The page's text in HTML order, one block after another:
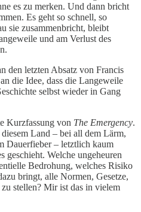
es zu merken. Und dann bricht
Es geht so schnell, so
sie zusammenbricht, bleibt
und am Verlust des
den letzten Absatz von Francis
die Idee, dass die Langeweile
selbst wieder in Gang
Kurzfassung von The Emergency.
Land – bei all dem Lärm,
Dauerfieber – letztlich kaum
geschieht. Welche ungeheuren
Bedrohung, welches Risiko
bringt, alle Normen, Gesetze,
stellen? Mir ist das in vielem